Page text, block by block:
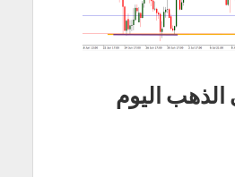
الذهب اليوم